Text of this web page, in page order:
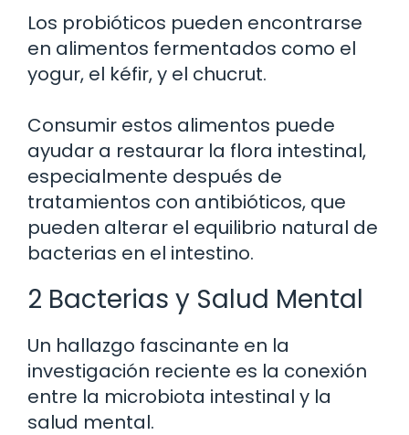
Los probióticos pueden encontrarse
en alimentos fermentados como el
yogur, el kéfir, y el chucrut.
Consumir estos alimentos puede
ayudar a restaurar la flora intestinal,
especialmente después de
tratamientos con antibióticos, que
pueden alterar el equilibrio natural de
bacterias en el intestino.
2 Bacterias y Salud Mental
Un hallazgo fascinante en la
investigación reciente es la conexión
entre la microbiota intestinal y la
salud mental.